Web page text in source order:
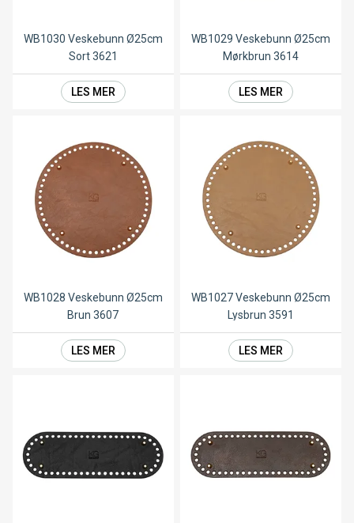
WB1030 Veskebunn Ø25cm
Sort 3621
LES MER
WB1029 Veskebunn Ø25cm
Mørkbrun 3614
LES MER
WB1028 Veskebunn Ø25cm
Brun 3607
LES MER
WB1027 Veskebunn Ø25cm
Lysbrun 3591
LES MER